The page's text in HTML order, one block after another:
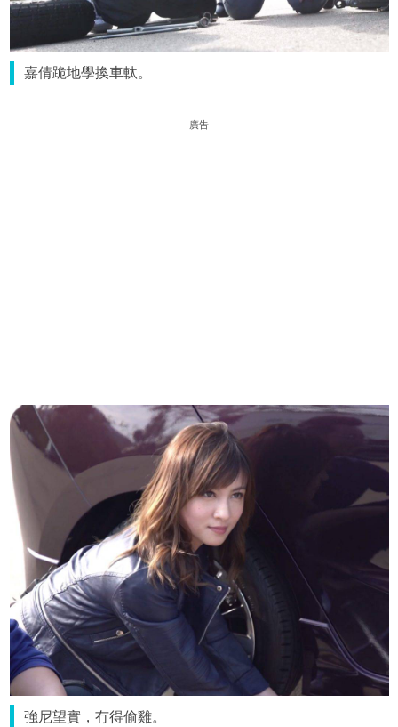
嘉倩跪地學換車軚。
廣告
強尼望實，冇得偷雞。